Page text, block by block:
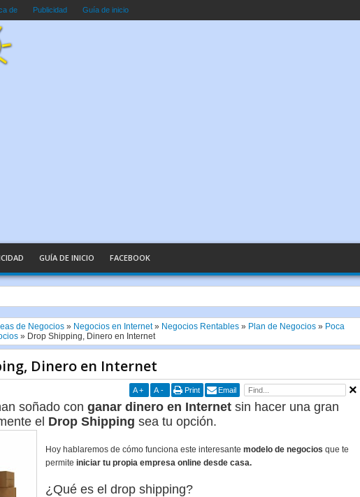
de Publicidad Guía de inicio
GUÍA DE INICIO FACEBOOK
Artificial Explicada en Palabras Sencillas
de Negocios» Negocios en Internet» Negocios Rentables» Plan de Negocios» Poca
» Drop Shipping, Dinero en Internet
Dinero en Internet
A + A - Print Email
soñado con ganar dinero en Internetsin hacer una gran
el Drop Shipping sea tu opción.
Hoy hablaremos de cómo funciona este interesante modelo de negocios que te
permite iniciar tu propia empresa online desde casa.
¿Qué es el drop shipping?